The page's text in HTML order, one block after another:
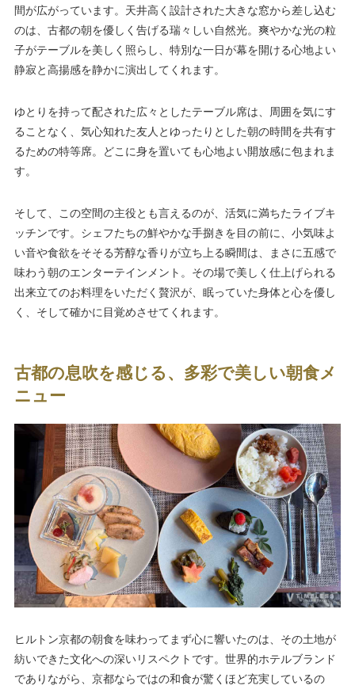
間が広がっています。天井高く設計された大きな窓から差し込む
のは、古都の朝を優しく告げる瑞々しい自然光。爽やかな光の粒
子がテーブルを美しく照らし、特別な一日が幕を開ける心地よい
静寂と高揚感を静かに演出してくれます。
ゆとりを持って配された広々としたテーブル席は、周囲を気にす
ることなく、気心知れた友人とゆったりとした朝の時間を共有す
るための特等席。どこに身を置いても心地よい開放感に包まれま
す。
そして、この空間の主役とも言えるのが、活気に満ちたライブキ
ッチンです。シェフたちの鮮やかな手捌きを目の前に、小気味よ
い音や食欲をそそる芳醇な香りが立ち上る瞬間は、まさに五感で
味わう朝のエンターテインメント。その場で美しく仕上げられる
出来立てのお料理をいただく贅沢が、眠っていた身体と心を優し
く、そして確かに目覚めさせてくれます。
古都の息吹を感じる、多彩で美しい朝食メ
ニュー
ヒルトン京都の朝食を味わってまず心に響いたのは、その土地が
紡いできた文化への深いリスペクトです。世界的ホテルブランド
でありながら、京都ならではの和食が驚くほど充実しているの